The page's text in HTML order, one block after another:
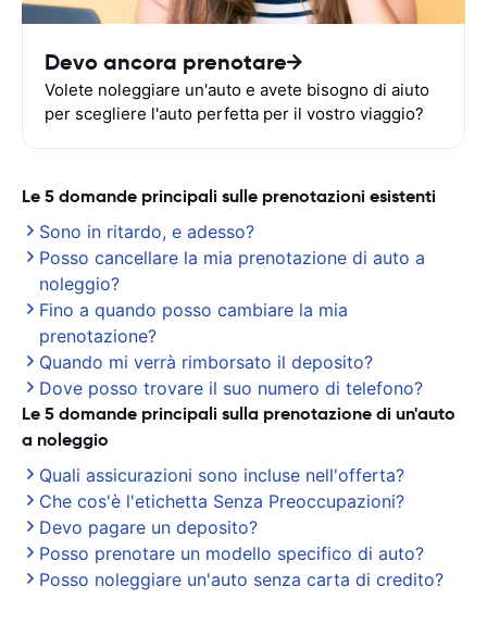
Devo ancora prenotare
Volete noleggiare un'auto e avete bisogno di aiuto
per scegliere l'auto perfetta per il vostro viaggio?
Le 5 domande principali sulle prenotazioni esistenti
Sono in ritardo, e adesso?
Posso cancellare la mia prenotazione di auto a
noleggio?
Fino a quando posso cambiare la mia
prenotazione?
Quando mi verrà rimborsato il deposito?
Dove posso trovare il suo numero di telefono?
Le 5 domande principali sulla prenotazione di un'auto
a noleggio
Quali assicurazioni sono incluse nell'offerta?
Che cos'è l'etichetta Senza Preoccupazioni?
Devo pagare un deposito?
Posso prenotare un modello specifico di auto?
Posso noleggiare un'auto senza carta di credito?